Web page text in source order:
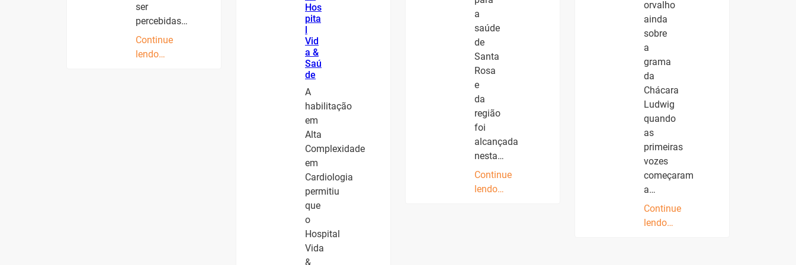
ser
percebidas…
Continue
lendo…
Hos
pita
Vid
a &
Saú
de
A
habilitação
em
Alta
Complexidade
em
Cardiologia
permitiu
que
o
Hospital
Vida
&
a
saúde
de
Santa
Rosa
e
da
região
foi
alcançada
nesta…
Continue
lendo…
orvalho
ainda
sobre
a
grama
da
Chácara
Ludwig
quando
as
primeiras
vozes
começaram
a…
Continue
lendo…